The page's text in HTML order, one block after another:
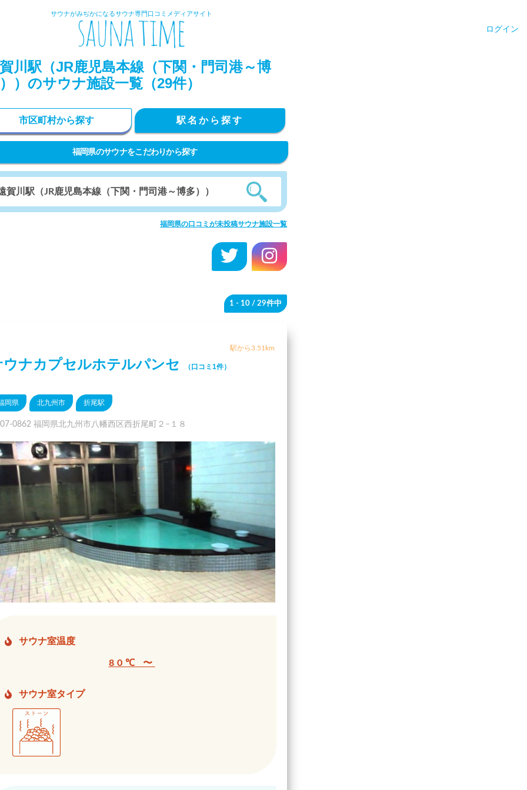
サウナがみぢかになるサウナ専門口コミメディアサイト
ログイン
川駅（JR鹿児島本線（下関・門司港～博
）のサウナ施設一覧（29件）
市区町村から探す 駅名から探す
福岡県のサウナをこだわりから探す
福岡県の口コミが未投稿サウナ施設一覧
1 - 10 / 29件中
駅から3.51km
ウナカプセルホテルパンセ （口コミ1件）
岡県 北九州市 折尾駅
0862 福岡県北九州市八幡西区西折尾町２−１８
サウナ室温度
80℃ 〜
サウナ室タイプ